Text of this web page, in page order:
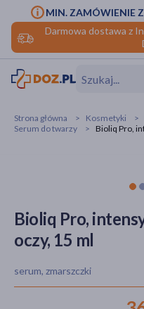
Darmowa dostawa z
MIN. ZAMÓWIENIE
Hit
Strona główna Kosmetyki
Serum do twarzy
Bioliq Pro,
Bioliq Pro,
oczy, 15 ml
serum, zmarszczki